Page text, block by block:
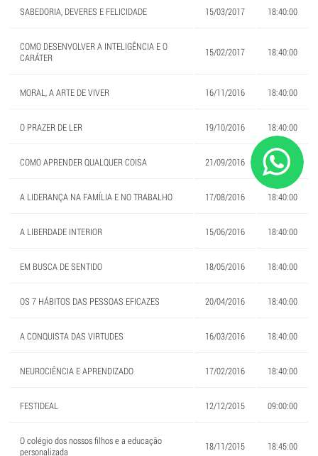
SABEDORIA, DEVERES E FELICIDADE 15/03/2017 18:40:00
COMO DESENVOLVER A INTELIGÊNCIA E O
CARÁTER
15/02/2017 18:40:00
MORAL, A ARTE DE VIVER 16/11/2016 18:40:00
O PRAZER DE LER 19/10/2016 18:40:00
COMO APRENDER QUALQUER COISA 21/09/2016 18:40:00
A LIDERANÇA NA FAMÍLIA E NO TRABALHO 17/08/2016 18:40:00
A LIBERDADE INTERIOR 15/06/2016 18:40:00
EM BUSCA DE SENTIDO 18/05/2016 18:40:00
OS 7 HÁBITOS DAS PESSOAS EFICAZES 20/04/2016 18:40:00
A CONQUISTA DAS VIRTUDES 16/03/2016 18:40:00
NEUROCIÊNCIA E APRENDIZADO 17/02/2016 18:40:00
FESTIDEAL 12/12/2015 09:00:00
O colégio dos nossos filhos e a educação
personalizada
18/11/2015 18:45:00